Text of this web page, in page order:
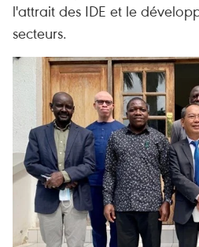
l'attrait des IDE et le
secteurs.